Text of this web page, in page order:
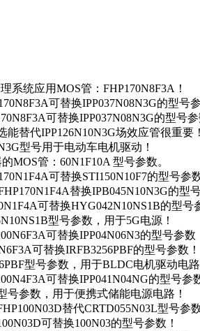
系统应用MOS管：FHP170N8F3A！
可替换IPP037N08N3G的型号参
可替换IPP037N08N3G的型号参
替代IPP126N10N3G场效应管很重要！
型号用于电动车电机驱动！
MOS管：60N1F10A 型号参数。
可替换STI150N10F7的型号参
替换IPB045N10N3G的型
可替换HYG042N10NS1B的型号
型号参数，用于5G电源！
可替换IPP04N06N3的型号参数
可替换IRFB3256PBF的型号参数！
型号参数，用于BLDC电机驱动电路
可替换IPP041N04NG的型号参
号参数，用于便携式储能电源电路！
替代CRTD055N03L型号参数
可替换100N03的型号参数！